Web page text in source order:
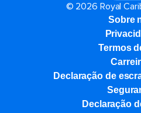
© 2026 Royal
Sobre
Termos
Declaração de
Declaração